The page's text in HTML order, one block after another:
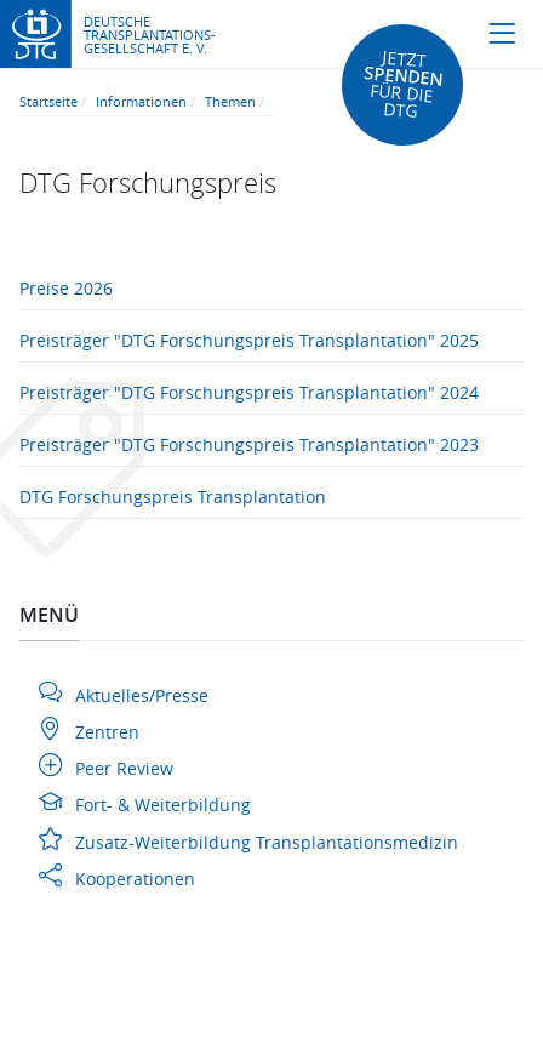
DEUTSCHE
TRANSPLANTATIONS-
GESELLSCHAFT E. V. JETZT
SPENDEN
FÜR DIE
DTG
Startseite Informationen Themen
DTG Forschungspreis
Preise 2026
Preisträger "DTG Forschungspreis Transplantation" 2025
Preisträger "DTG Forschungspreis Transplantation" 2024
Preisträger "DTG Forschungspreis Transplantation" 2023
DTG Forschungspreis Transplantation
MENÜ
Aktuelles/Presse
Zentren
Peer Review
Fort- & Weiterbildung
Zusatz-Weiterbildung Transplantationsmedizin
Kooperationen